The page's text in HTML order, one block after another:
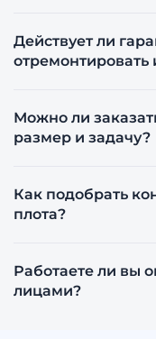
Действует ли
отремонтировать
Можно ли
размер и задачу?
Как подобрать
плота?
Работаете ли вы
лицами?